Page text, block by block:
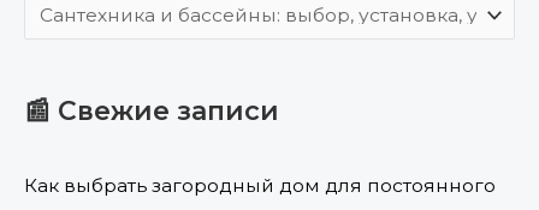
📰 Свежие записи
Как выбрать загородный дом для постоянного